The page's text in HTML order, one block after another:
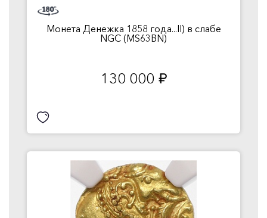
Монета Денежка 1858 года...II) в слабе
NGC (MS63BN)
130 000 руб.